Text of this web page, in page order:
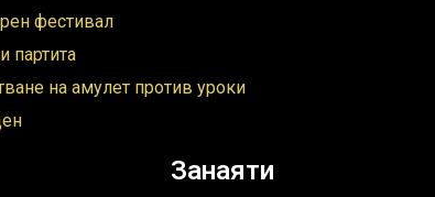
фестивал
партита​
на амулет против уроки
Занаяти